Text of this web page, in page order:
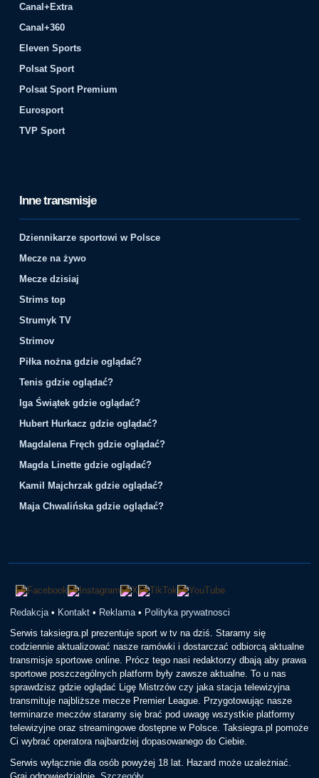
Canal+Extra
Canal+360
Eleven Sports
Polsat Sport
Polsat Sport Premium
Eurosport
TVP Sport
Inne transmisje
Dziennikarze sportowi w Polsce
Mecze na żywo
Mecze dzisiaj
Strims top
Strumyk TV
Strimov
Piłka nożna gdzie oglądać?
Tenis gdzie oglądać?
Iga Świątek gdzie oglądać?
Hubert Hurkacz gdzie oglądać?
Magdalena Fręch gdzie oglądać?
Magda Linette gdzie oglądać?
Kamil Majchrzak gdzie oglądać?
Maja Chwalińska gdzie oglądać?
Redakcja • Kontakt • Reklama • Polityka prywatnosci
Serwis taksiegra.pl prezentuje sport w tv na dziś. Staramy się
codziennie aktualizować nasze ramówki i dostarczać odbiorcą aktualne
transmisje sportowe online. Prócz tego nasi redaktorzy dbają aby prawa
sportowe poszczególnych platform były zawsze aktualne. To u nas
sprawdzisz gdzie oglądać Ligę Mistrzów czy jaka stacja telewizyjna
transmituje najbliższe mecze Premier League. Przygotowując nasze
terminarze meczów staramy się brać pod uwagę wszystkie platformy
telewizyjne oraz streamingowe dostępne w Polsce. Taksiegra.pl pomoże
Ci wybrać operatora najbardziej dopasowanego do Ciebie.
Serwis wyłącznie dla osób powyżej 18 lat. Hazard może uzależniać.